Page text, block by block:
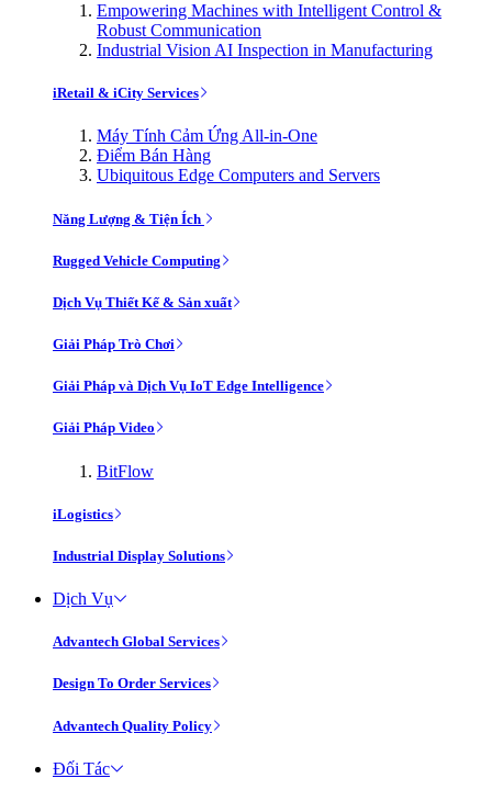
Empowering Machines with Intelligent Control &
Robust Communication
Industrial Vision AI Inspection in Manufacturing
iRetail & iCity Services
Máy Tính Cảm Ứng All-in-One
Điểm Bán Hàng
Ubiquitous Edge Computers and Servers
Năng Lượng & Tiện Ích
Rugged Vehicle Computing
Dịch Vụ Thiết Kế & Sản xuất
Giải Pháp Trò Chơi
Giải Pháp và Dịch Vụ IoT Edge Intelligence
Giải Pháp Video
BitFlow
iLogistics
Industrial Display Solutions
Dịch Vụ
Advantech Global Services
Design To Order Services
Advantech Quality Policy
Đối Tác